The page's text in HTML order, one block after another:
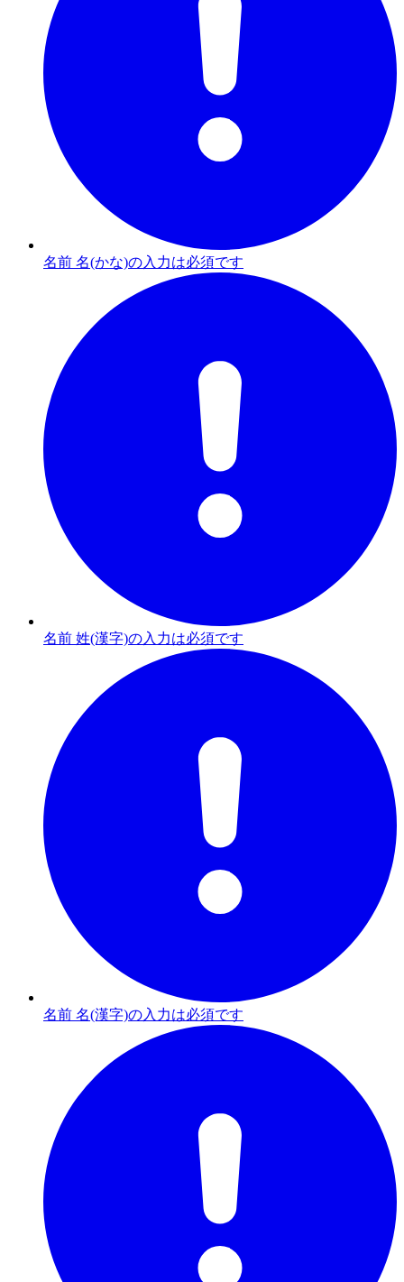
名前 名(かな)の入力は必須です
名前 姓(漢字)の入力は必須です
名前 名(漢字)の入力は必須です